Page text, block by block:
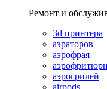
Ремонт и
3d принтера
аэраторов
аэрофрая
аэрогрилей
airpods